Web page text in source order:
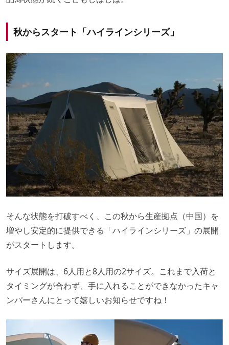
秋からスタート「ハイラインシリーズ」
そんな状態を打破すべく、この秋から生産拠点（中国）を
増やし安定的に提供できる「ハイラインシリーズ」の展開
がスタートします。
サイズ展開は、6人用と8人用の2サイズ。これまで入荷と
タイミングが合わず、手に入れることができなかったキャ
ンパーさんにとって嬉しいお知らせですね！